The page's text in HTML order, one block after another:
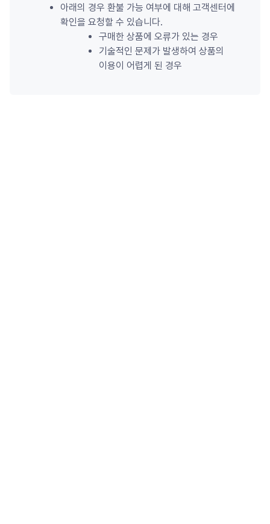
아래의 경우 환불 가능 여부에 대해 고객센터에
확인을 요청할 수 있습니다.
구매한 상품에 오류가 있는 경우
기술적인 문제가 발생하여 상품의
이용이 어렵게 된 경우